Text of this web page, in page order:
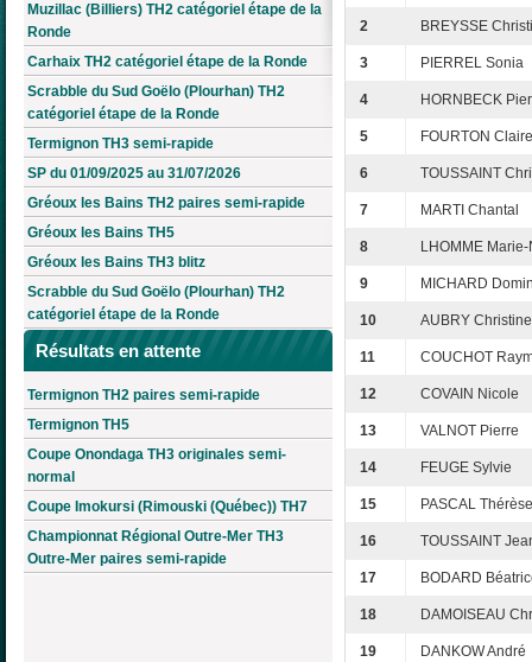
Muzillac (Billiers) TH2 catégoriel étape de la
Ronde
Carhaix TH2 catégoriel étape de la Ronde
Scrabble du Sud Goëlo (Plourhan) TH2
catégoriel étape de la Ronde
Termignon TH3 semi-rapide
SP du 01/09/2025 au 31/07/2026
Gréoux les Bains TH2 paires semi-rapide
Gréoux les Bains TH5
Gréoux les Bains TH3 blitz
Scrabble du Sud Goëlo (Plourhan) TH2
catégoriel étape de la Ronde
Résultats en attente
Termignon TH2 paires semi-rapide
Termignon TH5
Coupe Onondaga TH3 originales semi-
normal
Coupe Imokursi (Rimouski (Québec)) TH7
Championnat Régional Outre-Mer TH3
Outre-Mer paires semi-rapide
2 BREYSSE
3 PIERREL Sonia
4 HORNBECK
5 FOURTON Claire
6 TOUSSAINT
7 MARTI Chantal
8 LHOMME
9 MICHARD
10 AUBRY Christine
11 COUCHOT
12 COVAIN Nicole
13 VALNOT Pierre
14 FEUGE Sylvie
15 PASCAL Thérèse
16 TOUSSAINT
17 BODARD
18 DAMOISEAU
19 DANKOW André